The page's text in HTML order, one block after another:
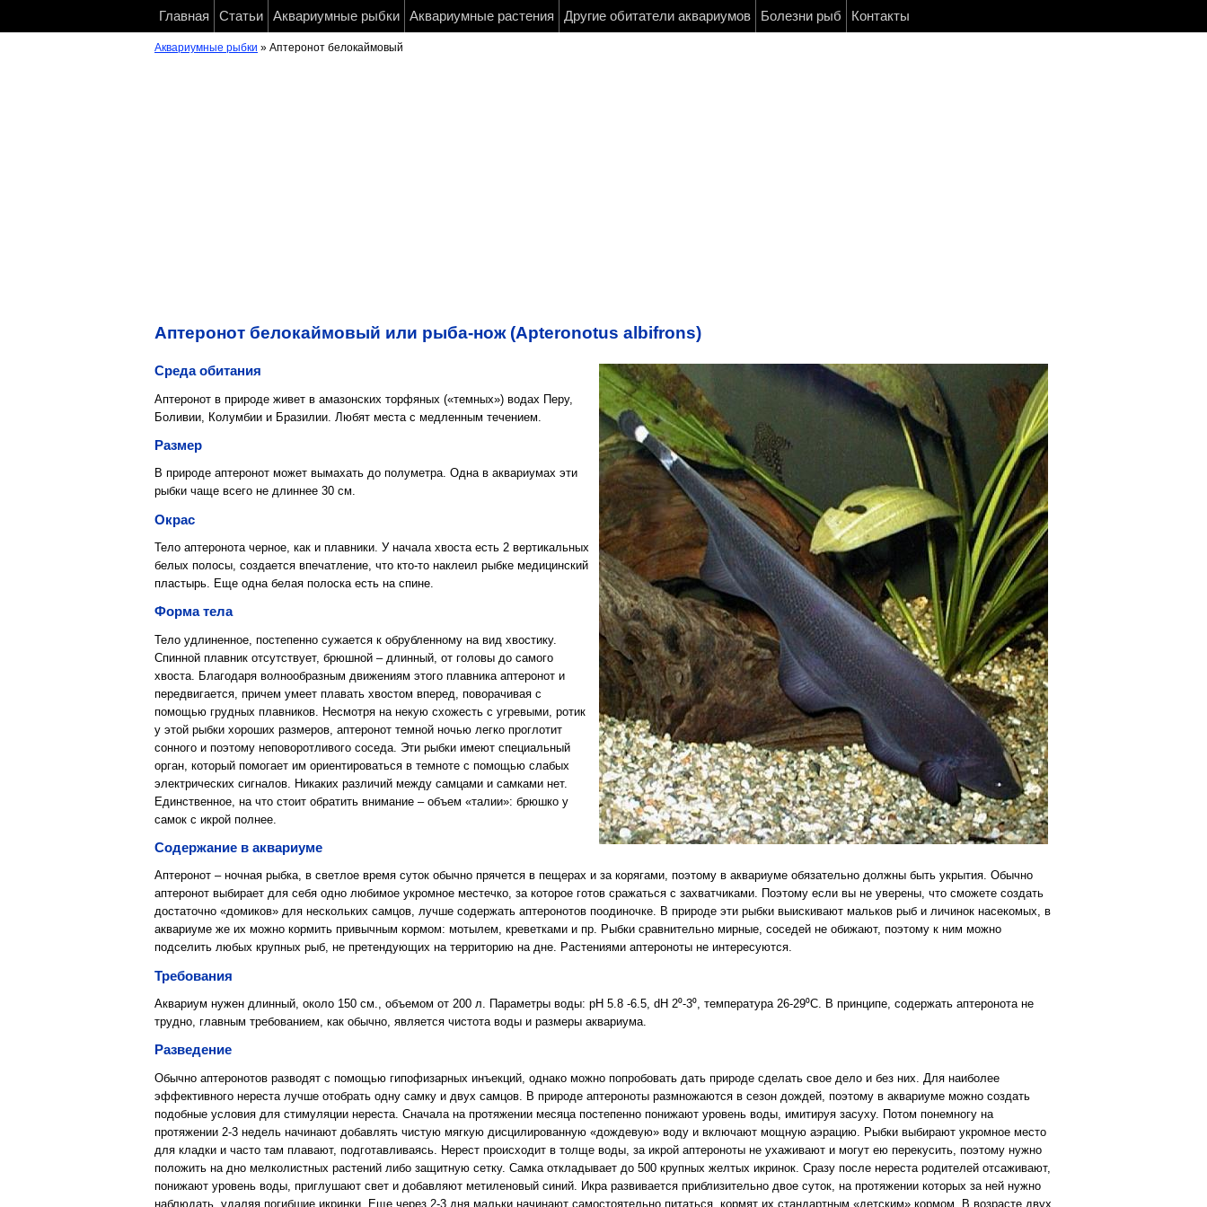
Главная Статьи Аквариумные рыбки Аквариумные растения Другие обитатели аквариумов Болезни рыб Контакты
Аквариумные рыбки » Аптеронот белокаймовый
Аптеронот белокаймовый или рыба-нож (Apteronotus albifrons)
Среда обитания
Аптеронот в природе живет в амазонских торфяных («темных») водах Перу,
Боливии, Колумбии и Бразилии. Любят места с медленным течением.
Размер
В природе аптеронот может вымахать до полуметра. Одна в аквариумах эти
рыбки чаще всего не длиннее 30 см.
Окрас
Тело аптеронота черное, как и плавники. У начала хвоста есть 2 вертикальных
белых полосы, создается впечатление, что кто-то наклеил рыбке медицинский
пластырь. Еще одна белая полоска есть на спине.
Форма тела
Тело удлиненное, постепенно сужается к обрубленному на вид хвостику.
Спинной плавник отсутствует, брюшной – длинный, от головы до самого
хвоста. Благодаря волнообразным движениям этого плавника аптеронот и
передвигается, причем умеет плавать хвостом вперед, поворачивая с
помощью грудных плавников. Несмотря на некую схожесть с угревыми, ротик
у этой рыбки хороших размеров, аптеронот темной ночью легко проглотит
сонного и поэтому неповоротливого соседа. Эти рыбки имеют специальный
орган, который помогает им ориентироваться в темноте с помощью слабых
электрических сигналов. Никаких различий между самцами и самками нет.
Единственное, на что стоит обратить внимание – объем «талии»: брюшко у
самок с икрой полнее.
Содержание в аквариуме
Аптеронот – ночная рыбка, в светлое время суток обычно прячется в пещерах и за корягами, поэтому в аквариуме обязательно должны быть укрытия. Обычно
аптеронот выбирает для себя одно любимое укромное местечко, за которое готов сражаться с захватчиками. Поэтому если вы не уверены, что сможете создать
достаточно «домиков» для нескольких самцов, лучше содержать аптеронотов поодиночке. В природе эти рыбки выискивают мальков рыб и личинок насекомых, в
аквариуме же их можно кормить привычным кормом: мотылем, креветками и пр. Рыбки сравнительно мирные, соседей не обижают, поэтому к ним можно
подселить любых крупных рыб, не претендующих на территорию на дне. Растениями аптероноты не интересуются.
Требования
Аквариум нужен длинный, около 150 см., объемом от 200 л. Параметры воды: pH 5.8 -6.5, dH 2⁰-3⁰, температура 26-29⁰С. В принципе, содержать аптеронота не
трудно, главным требованием, как обычно, является чистота воды и размеры аквариума.
Разведение
Обычно аптеронотов разводят с помощью гипофизарных инъекций, однако можно попробовать дать природе сделать свое дело и без них. Для наиболее
эффективного нереста лучше отобрать одну самку и двух самцов. В природе аптероноты размножаются в сезон дождей, поэтому в аквариуме можно создать
подобные условия для стимуляции нереста. Сначала на протяжении месяца постепенно понижают уровень воды, имитируя засуху. Потом понемногу на
протяжении 2-3 недель начинают добавлять чистую мягкую дисцилированную «дождевую» воду и включают мощную аэрацию. Рыбки выбирают укромное место
для кладки и часто там плавают, подготавливаясь. Нерест происходит в толще воды, за икрой аптероноты не ухаживают и могут ею перекусить, поэтому нужно
положить на дно мелколистных растений либо защитную сетку. Самка откладывает до 500 крупных желтых икринок. Сразу после нереста родителей отсаживают,
понижают уровень воды, приглушают свет и добавляют метиленовый синий. Икра развивается приблизительно двое суток, на протяжении которых за ней нужно
наблюдать, удаляя погибшие икринки. Еще через 2-3 дня мальки начинают самостоятельно питаться, кормят их стандартным «детским» кормом. В возрасте двух